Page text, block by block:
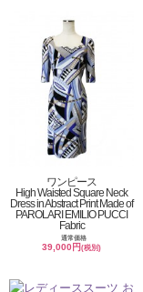
ワンピース
High Waisted Square Neck
Dress in Abstract Print Made of
PAROLARI EMILIO PUCCI
Fabric
通常価格
39,000円(税別)